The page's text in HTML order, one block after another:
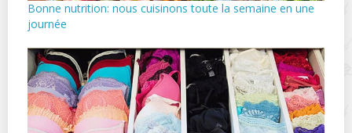
Bonne nutrition: nous cuisinons toute la semaine en une
journée